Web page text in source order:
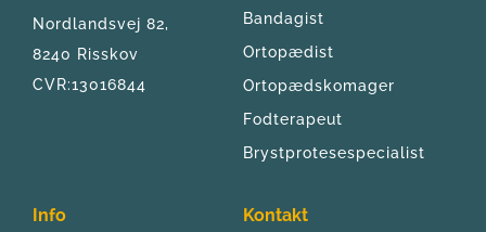
Nordlandsvej 82,
8240 Risskov
CVR:13016844
Bandagist
Ortopædist
Ortopædskomager
Fodterapeut
Brystprotesespecialist
Info Kontakt